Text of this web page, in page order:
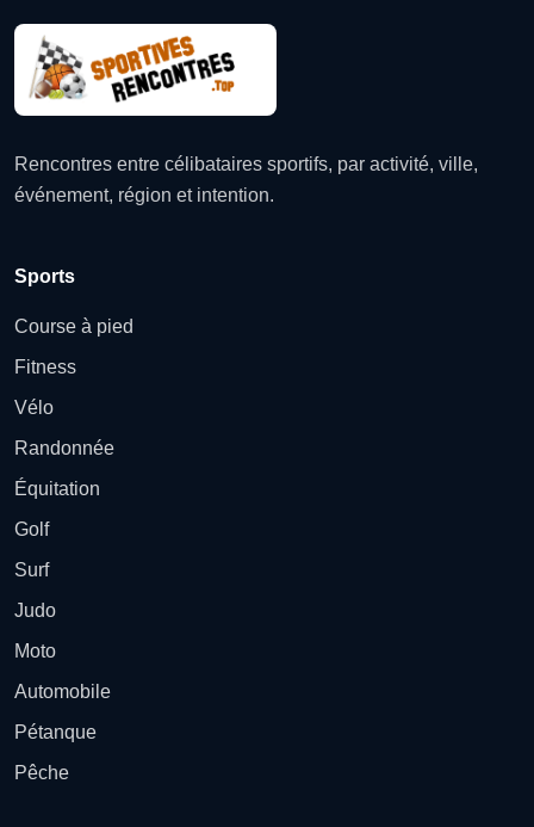
Rencontres entre célibataires sportifs, par activité, ville,
événement, région et intention.
Sports
Course à pied
Fitness
Vélo
Randonnée
Équitation
Golf
Surf
Judo
Moto
Automobile
Pétanque
Pêche